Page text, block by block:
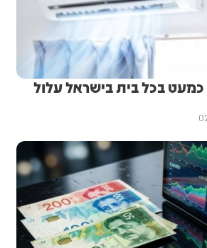
בכל בית בישראל עלול